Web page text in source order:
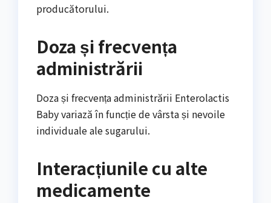
producătorului.
Doza și frecvența
administrării
Doza și frecvența administrării Enterolactis
Baby variază în funcție de vârsta și nevoile
individuale ale sugarului.
Interacțiunile cu alte
medicamente